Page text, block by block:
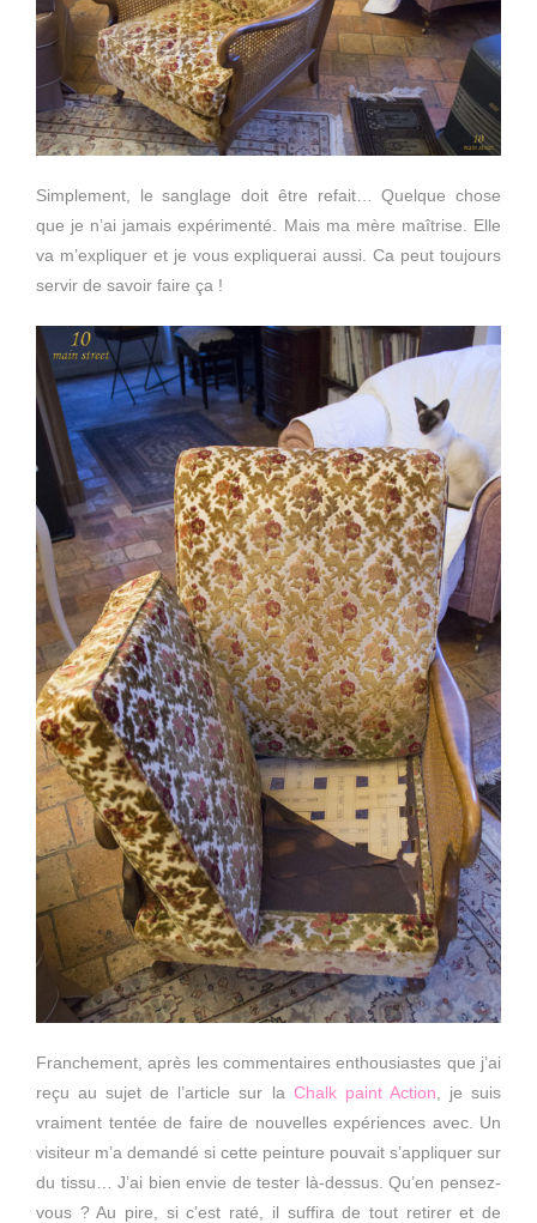
Simplement, le sanglage doit être refait… Quelque chose
que je n’ai jamais expérimenté. Mais ma mère maîtrise. Elle
va m’expliquer et je vous expliquerai aussi. Ca peut toujours
servir de savoir faire ça !
Franchement, après les commentaires enthousiastes que j’ai
reçu au sujet de l’article sur la Chalk paint Action , je suis
vraiment tentée de faire de nouvelles expériences avec. Un
visiteur m’a demandé si cette peinture pouvait s’appliquer sur
du tissu… J’ai bien envie de tester là-dessus. Qu’en pensez-
vous ? Au pire, si c’est raté, il suffira de tout retirer et de